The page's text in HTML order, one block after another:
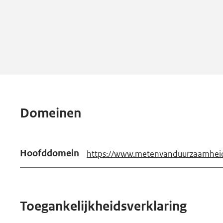
Domeinen
Hoofddomein https://
Toegankelijkheidsverklaring